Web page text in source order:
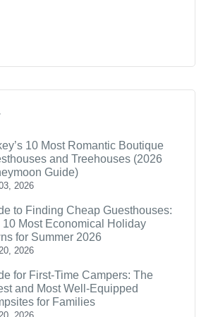
10 Most Romantic Boutique
and Treehouses (2026
Guide)
2026
to Finding Cheap Guesthouses:
10 Most Economical Holiday
for Summer 2026
2026
for First-Time Campers: The
and Most Well-Equipped
for Families